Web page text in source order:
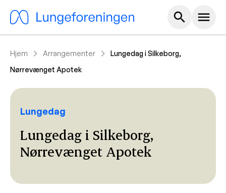
search Hoved
menu
Hjem chevron_right Arrangementer chevron_right
Lungedag i Silkeborg,
Nørrevænget Apotek
Lungedag
Lungedag i Silkeborg,
Nørrevænget Apotek